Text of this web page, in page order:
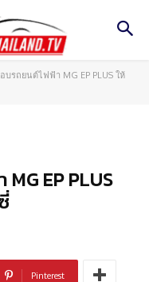
บรถยนต์ไฟฟ้า MG EP PLUS ให้
EP PLUS
Pinterest